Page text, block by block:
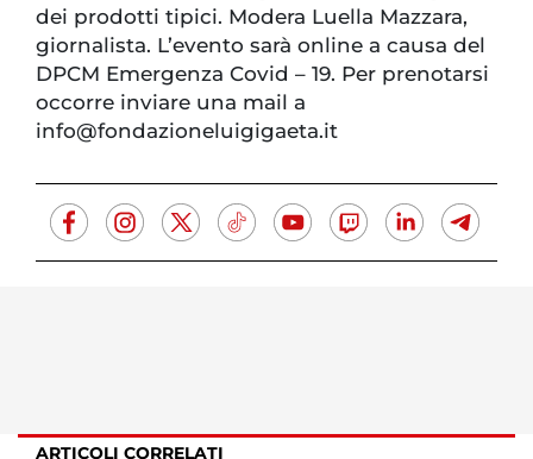
dei prodotti tipici. Modera Luella Mazzara,
giornalista. L’evento sarà online a causa del
DPCM Emergenza Covid – 19. Per prenotarsi
occorre inviare una mail a
info@fondazioneluigigaeta.it
ARTICOLI CORRELATI